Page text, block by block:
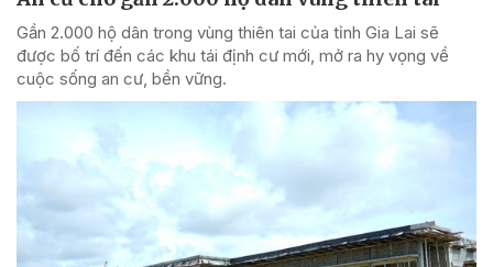
Gần 2.000 hộ dân trong vùng thiên tai của tỉnh Gia Lai sẽ
được bố trí đến các khu tái định cư mới, mở ra hy vọng về
cuộc sống an cư, bền vững.